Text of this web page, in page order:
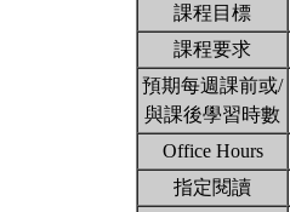
課程目標
課程要求
預期每週課前或/
與課後學習時數
Office Hours
指定閱讀